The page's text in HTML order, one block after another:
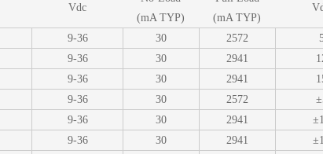
Vdc
(mA TYP)
(mA TYP)
9-36 30 2572
9-36 30 2941
9-36 30 2941
9-36 30 2572
9-36 30 2941
9-36 30 2941